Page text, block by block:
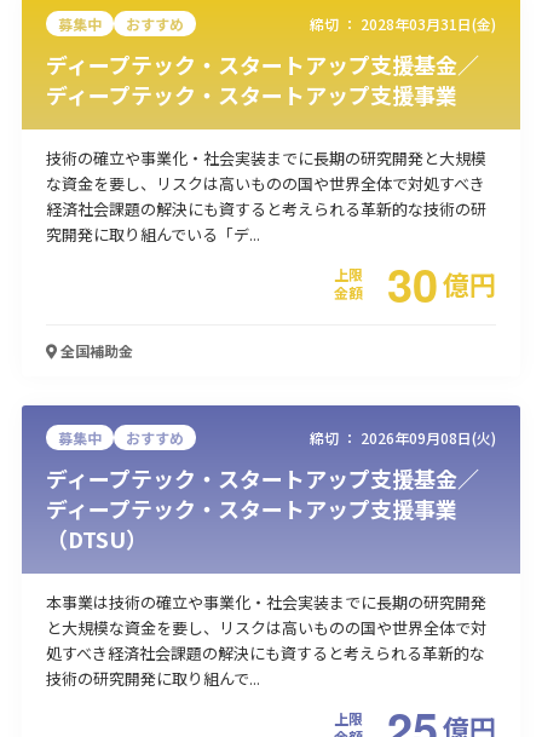
環境・省エネ
テレワーク
受付中のみ
募集中 おすすめ 締切 ： 2028年03月31日(金)
ディープテック・スタートアップ支援基金／
ディープテック・スタートアップ支援事業
技術の確立や事業化・社会実装までに長期の研究開発と大規模
な資金を要し、リスクは高いものの国や世界全体で対処すべき
経済社会課題の解決にも資すると考えられる革新的な技術の研
究開発に取り組んでいる「デ...
上限
金額
30億円
全国補助金
募集中 おすすめ 締切 ： 2026年09月08日(火)
ディープテック・スタートアップ支援基金／
ディープテック・スタートアップ支援事業
（DTSU）
本事業は技術の確立や事業化・社会実装までに長期の研究開発
と大規模な資金を要し、リスクは高いものの国や世界全体で対
処すべき経済社会課題の解決にも資すると考えられる革新的な
技術の研究開発に取り組んで...
上限
億円